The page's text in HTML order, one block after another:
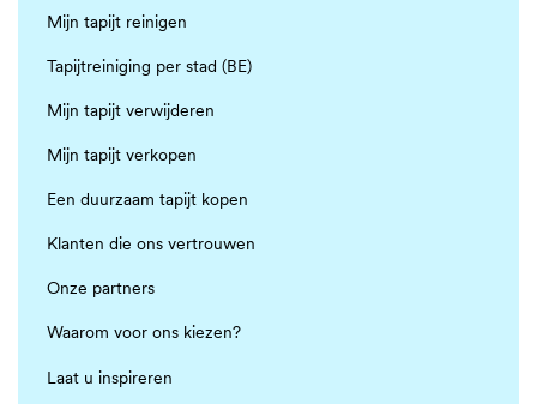
Mijn tapijt reinigen
Tapijtreiniging per stad (BE)
Mijn tapijt verwijderen
Mijn tapijt verkopen
Een duurzaam tapijt kopen
Klanten die ons vertrouwen
Onze partners
Waarom voor ons kiezen?
Laat u inspireren